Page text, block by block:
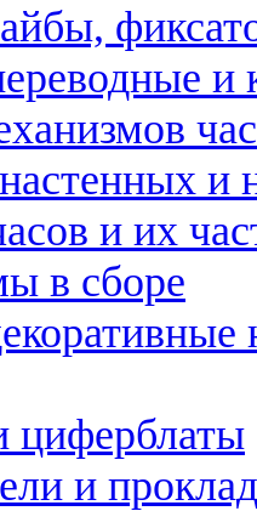
и
и
и их
в сборе
циферблаты
и